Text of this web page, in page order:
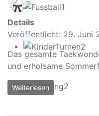
Details
Veröffentlicht: 29. Juni
Das gesamte
und erholsame
Weiterlesen